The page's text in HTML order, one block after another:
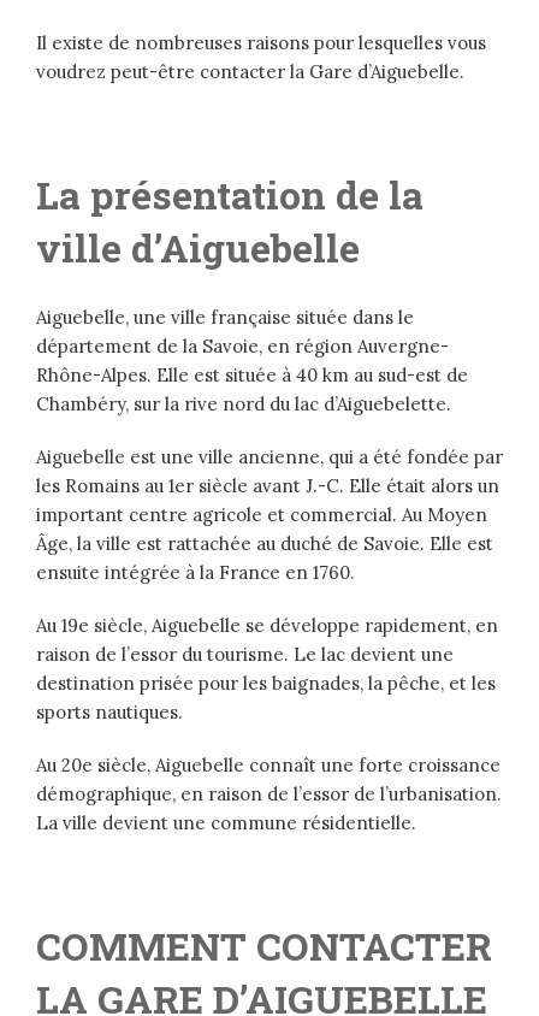
Il existe de nombreuses raisons pour lesquelles vous
voudrez peut-être contacter la Gare d’Aiguebelle.
La présentation de la
ville d’Aiguebelle
Aiguebelle, une ville française située dans le
département de la Savoie, en région Auvergne-
Rhône-Alpes. Elle est située à 40 km au sud-est de
Chambéry, sur la rive nord du lac d’Aiguebelette.
Aiguebelle est une ville ancienne, qui a été fondée par
les Romains au 1er siècle avant J.-C. Elle était alors un
important centre agricole et commercial. Au Moyen
Âge, la ville est rattachée au duché de Savoie. Elle est
ensuite intégrée à la France en 1760.
Au 19e siècle, Aiguebelle se développe rapidement, en
raison de l’essor du tourisme. Le lac devient une
destination prisée pour les baignades, la pêche, et les
sports nautiques.
Au 20e siècle, Aiguebelle connaît une forte croissance
démographique, en raison de l’essor de l’urbanisation.
La ville devient une commune résidentielle.
COMMENT CONTACTER
LA GARE D’AIGUEBELLE